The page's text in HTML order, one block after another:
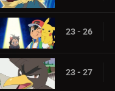
23 - 26
23 - 27